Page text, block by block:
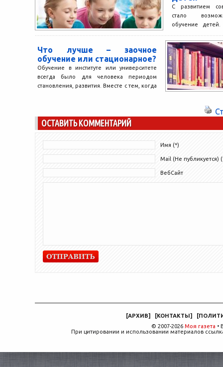
слаженной...
С развитием
стало
обучение
время года и...
Что лучше – заочное
обучение или стационарное?
Обучение в институте или университете
всегда было для человека периодом
становления, развития. Вместе с тем, когда
ОСТАВИТЬ КОММЕНТАРИЙ
Имя (*)
Mail (Не публикуется)
ВебСайт
[АРХИВ] [КОНТАКТЫ] [
© 2007-2026 Моя газета •
При цитировании и использовании материалов